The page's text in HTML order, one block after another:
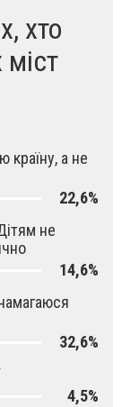
хто
а не
22,6%
не
14,6%
32,6%
4,5%